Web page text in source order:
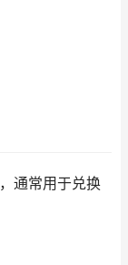
通常用于兑换